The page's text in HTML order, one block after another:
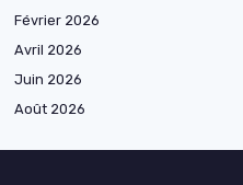
Février 2026
Avril 2026
Juin 2026
Août 2026